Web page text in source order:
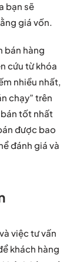
bạn sẽ
giá vốn.
bán hàng
cứu từ khóa
nhiều nhất,
chạy” trên
tốt nhất
được bao
đánh giá và
việc tư vấn
khách hàng